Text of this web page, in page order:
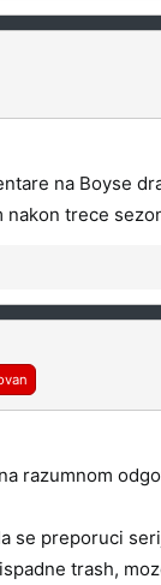
na Boyse
nakon trece
razumnom
se preporuci
trash,